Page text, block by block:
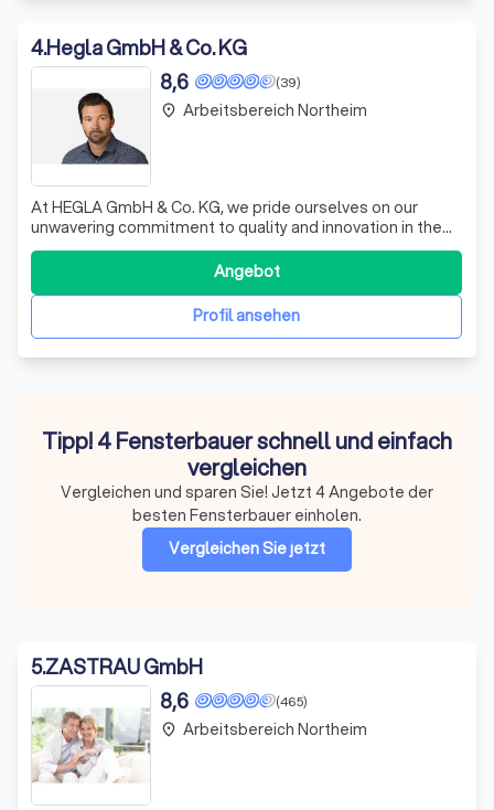
4.Hegla GmbH & Co. KG
(39)
8,6
At HEGLA GmbH & Co. KG, we pride ourselves on our
unwavering commitment to quality and innovation in the
glass processing industry. With over 42 years of
experience, we specialize in providing cutting-edge
system solutions for flat, automotive, and functional
glass. Our dedicated team works tireless
Profil ansehen
Angebot
place Arbeitsbereich Northeim
Tipp! 4 Fensterbauer schnell und einfach
vergleichen
Vergleichen und sparen Sie! Jetzt 4 Angebote der
besten Fensterbauer einholen.
Vergleichen Sie jetzt
5.ZASTRAU GmbH
(465)
8,6
place Arbeitsbereich Northeim